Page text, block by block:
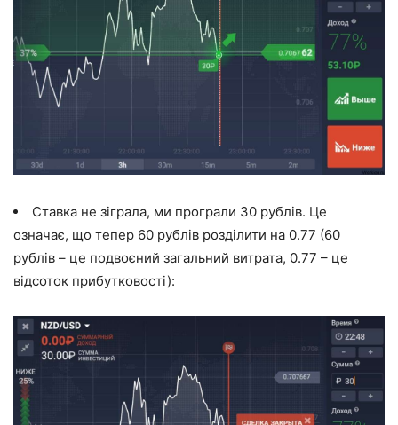
Ставка не зіграла, ми програли 30 рублів. Це
означає, що тепер 60 рублів розділити на 0.77 (60
рублів – це подвоєний загальний витрата, 0.77 – це
відсоток прибутковості):